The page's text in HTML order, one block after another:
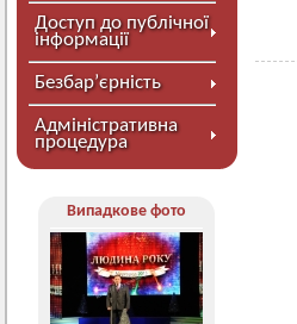
Доступ до публічної
інформації
Безбар’єрність
Адміністративна
процедура
Випадкове фото